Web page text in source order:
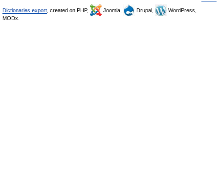
Dictionaries export , created on PHP, Joomla, Drupal,
WordPress,
MODx.